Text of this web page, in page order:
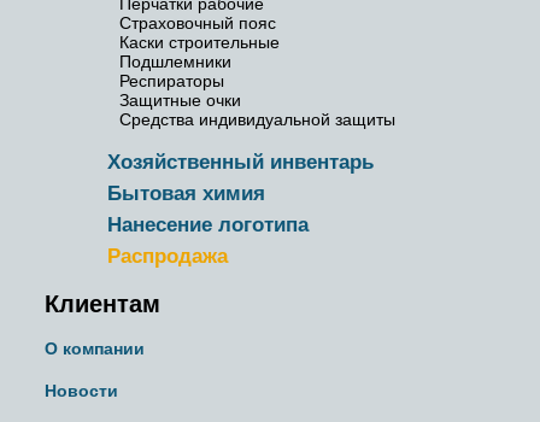
Страховочный пояс
Каски строительные
Подшлемники
Респираторы
Защитные очки
Средства индивидуальной защиты
Хозяйственный инвентарь
Бытовая химия
Нанесение логотипа
Распродажа
Клиентам
О компании
Новости